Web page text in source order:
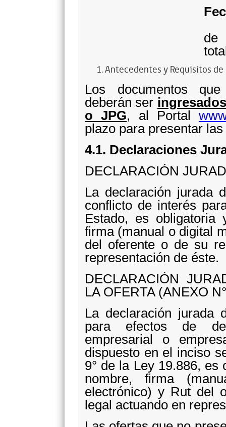
de
Antecedentes y Requisitos
Los documentos
deberán ser
o JPG, al Portal
plazo para presentar
4.1. Declaraciones
DECLARACIÓN
La declaración jurada
conflicto de interés
Estado, es obligatoria
firma (manual o digital
del oferente o de su
representación de éste.
DECLARACIÓN
LA OFERTA (ANEXO
La declaración jurada
para efectos de
empresarial o
dispuesto en el inciso
9° de la Ley 19.886, es
nombre, firma
electrónico) y Rut del
legal actuando en